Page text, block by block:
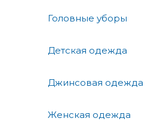
Головные уборы
Детская одежда
Джинсовая одежда
Женская одежда